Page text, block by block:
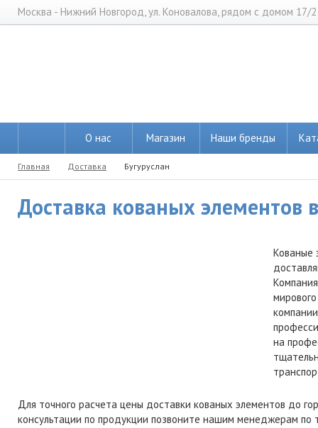
Москва - Нижний Новгород, ул. Коновалова, рядом с домом 17/2
О нас Магазин Наши бренды
Главная Доставка Бугуруслан
Доставка кованых элементов
Кованые
на
Для точного расчета цены доставки кованых элементов до
консультации по продукции позвоните нашим менеджерам